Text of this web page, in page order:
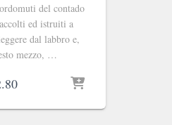
del contado
ed istruiti a
dal labbro e,
mezzo, …
Il
attuale